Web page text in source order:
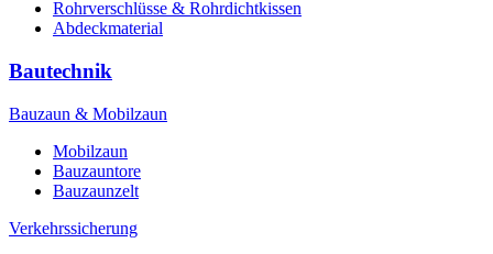
Rohrverschlüsse & Rohrdichtkissen
Abdeckmaterial
Bautechnik
Bauzaun & Mobilzaun
Mobilzaun
Bauzauntore
Bauzaunzelt
Verkehrssicherung